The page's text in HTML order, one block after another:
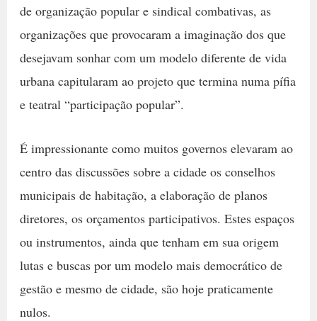
de organização popular e sindical combativas, as
organizações que provocaram a imaginação dos que
desejavam sonhar com um modelo diferente de vida
urbana capitularam ao projeto que termina numa pífia
e teatral “participação popular”.
É impressionante como muitos governos elevaram ao
centro das discussões sobre a cidade os conselhos
municipais de habitação, a elaboração de planos
diretores, os orçamentos participativos. Estes espaços
ou instrumentos, ainda que tenham em sua origem
lutas e buscas por um modelo mais democrático de
gestão e mesmo de cidade, são hoje praticamente
nulos.